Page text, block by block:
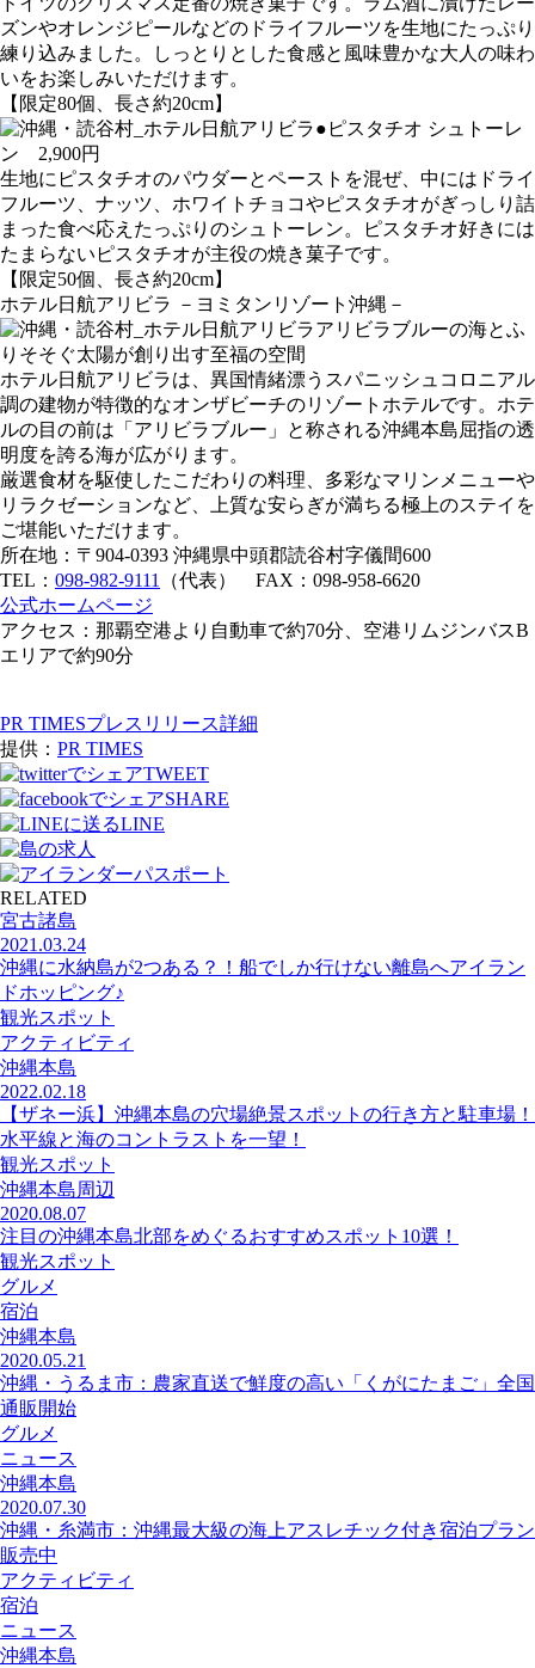
ズンやオレンジピールなどのドライフルーツを生地にたっぷり
練り込みました。しっとりとした食感と風味豊かな大人の味わ
いをお楽しみいただけます。
【限定80個、長さ約20cm】
●ピスタチオ シュトーレ
ン 2,900円
生地にピスタチオのパウダーとペーストを混ぜ、中にはドライ
フルーツ、ナッツ、ホワイトチョコやピスタチオがぎっしり詰
まった食べ応えたっぷりのシュトーレン。ピスタチオ好きには
たまらないピスタチオが主役の焼き菓子です。
【限定50個、長さ約20cm】
ホテル日航アリビラ －ヨミタンリゾート沖縄－
アリビラブルーの海とふ
りそそぐ太陽が創り出す至福の空間
ホテル日航アリビラは、異国情緒漂うスパニッシュコロニアル
調の建物が特徴的なオンザビーチのリゾートホテルです。ホテ
ルの目の前は「アリビラブルー」と称される沖縄本島屈指の透
明度を誇る海が広がります。
厳選食材を駆使したこだわりの料理、多彩なマリンメニューや
リラクゼーションなど、上質な安らぎが満ちる極上のステイを
ご堪能いただけます。
所在地：〒904-0393 沖縄県中頭郡読谷村字儀間600
TEL： 098-982-9111
（代表） FAX：098-958-6620
公式ホームページ
アクセス：那覇空港より自動車で約70分、空港リムジンバスB
エリアで約90分
PR TIMESプレスリリース詳細
提供： PR TIMES
TWEET
SHARE
LINE
RELATED
宮古諸島
2021.03.24
沖縄に水納島が2つある？！船でしか行けない離島へアイラン
ドホッピング♪
観光スポット
アクティビティ
沖縄本島
2022.02.18
【ザネー浜】沖縄本島の穴場絶景スポットの行き方と駐車場！
水平線と海のコントラストを一望！
観光スポット
沖縄本島周辺
2020.08.07
注目の沖縄本島北部をめぐるおすすめスポット10選！
観光スポット
グルメ
宿泊
沖縄本島
2020.05.21
沖縄・うるま市：農家直送で鮮度の高い「くがにたまご」全国
通販開始
グルメ
ニュース
沖縄本島
2020.07.30
沖縄・糸満市：沖縄最大級の海上アスレチック付き宿泊プラン
販売中
アクティビティ
宿泊
ニュース
沖縄本島